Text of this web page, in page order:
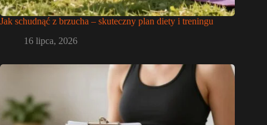
Jak schudnąć z brzucha – skuteczny plan diety i treningu
16 lipca, 2026